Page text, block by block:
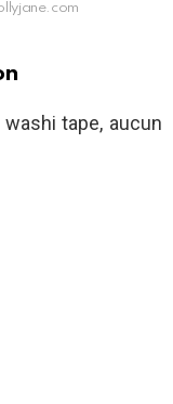
tape, aucun